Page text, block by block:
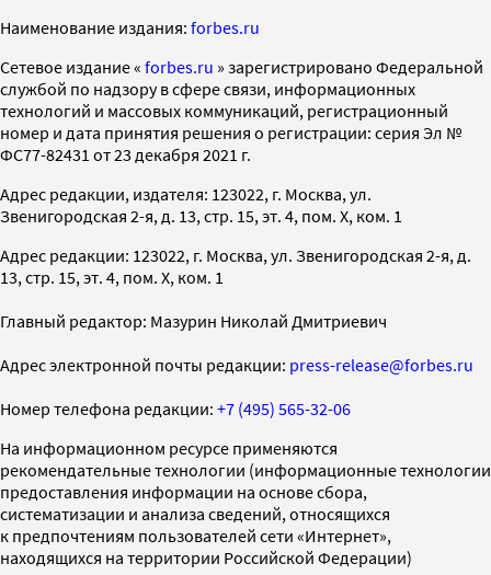
Наименование издания: forbes.ru
Cетевое издание « forbes.ru » зарегистрировано Федеральной
службой по надзору в сфере связи, информационных
технологий и массовых коммуникаций, регистрационный
номер и дата принятия решения о регистрации: серия Эл №
ФС77-82431 от 23 декабря 2021 г.
Адрес редакции, издателя: 123022, г. Москва, ул.
Звенигородская 2-я, д. 13, стр. 15, эт. 4, пом. X, ком. 1
Адрес редакции: 123022, г. Москва, ул. Звенигородская 2-я, д.
13, стр. 15, эт. 4, пом. X, ком. 1
Главный редактор: Мазурин Николай Дмитриевич
Адрес электронной почты редакции: press-release@forbes.ru
Номер телефона редакции: +7 (495) 565-32-06
На информационном ресурсе применяются
рекомендательные технологии (информационные технологии
предоставления информации на основе сбора,
систематизации и анализа сведений, относящихся
к предпочтениям пользователей сети «Интернет»,
находящихся на территории Российской Федерации)